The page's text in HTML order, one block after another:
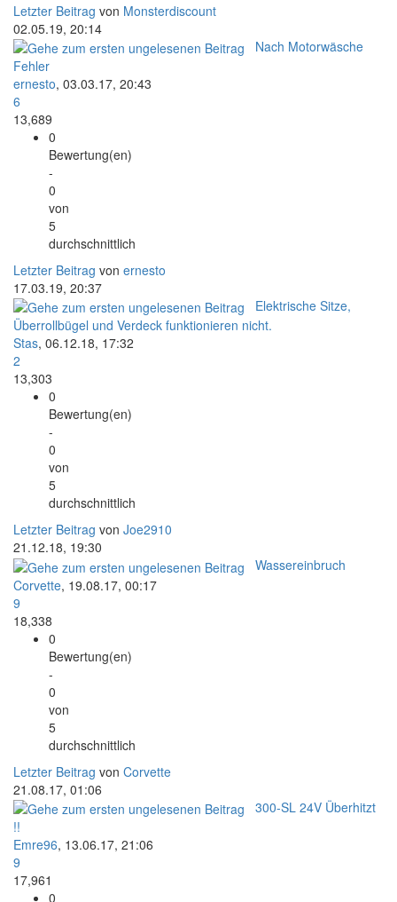
Letzter Beitrag von Monsterdiscount
02.05.19, 20:14
Nach Motorwäsche
Fehler
ernesto, 03.03.17, 20:43
6
13,689
0
Bewertung(en)
-
0
von
5
durchschnittlich
Letzter Beitrag von ernesto
17.03.19, 20:37
Elektrische Sitze,
Überrollbügel und Verdeck funktionieren nicht.
Stas, 06.12.18, 17:32
2
13,303
0
Bewertung(en)
-
0
von
5
durchschnittlich
Letzter Beitrag von Joe2910
21.12.18, 19:30
Wassereinbruch
Corvette, 19.08.17, 00:17
9
18,338
0
Bewertung(en)
-
0
von
5
durchschnittlich
Letzter Beitrag von Corvette
21.08.17, 01:06
300-SL 24V Überhitzt
!!
Emre96, 13.06.17, 21:06
9
17,961
0